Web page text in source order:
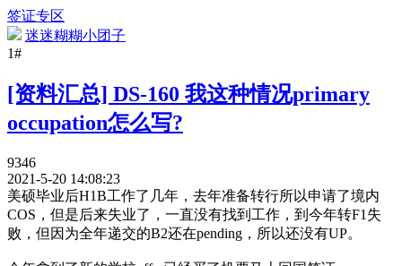
签证专区
迷迷糊糊小团子
1#
[资料汇总] DS-160 我这种情况primary
occupation怎么写?
9346
2021-5-20 14:08:23
美硕毕业后H1B工作了几年，去年准备转行所以申请了境内
COS，但是后来失业了，一直没有找到工作，到今年转F1失
败，但因为全年递交的B2还在pending，所以还没有UP。